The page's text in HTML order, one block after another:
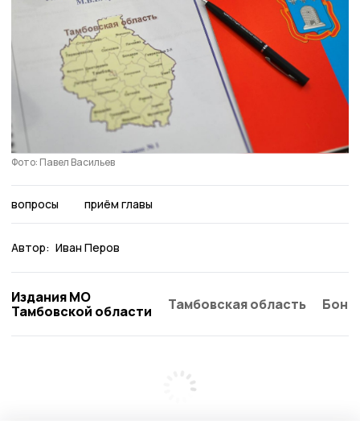
Фото: Павел Васильев
вопросы приём главы
Автор: Иван Перов
Издания МО
Тамбовской области
Тамбовская область